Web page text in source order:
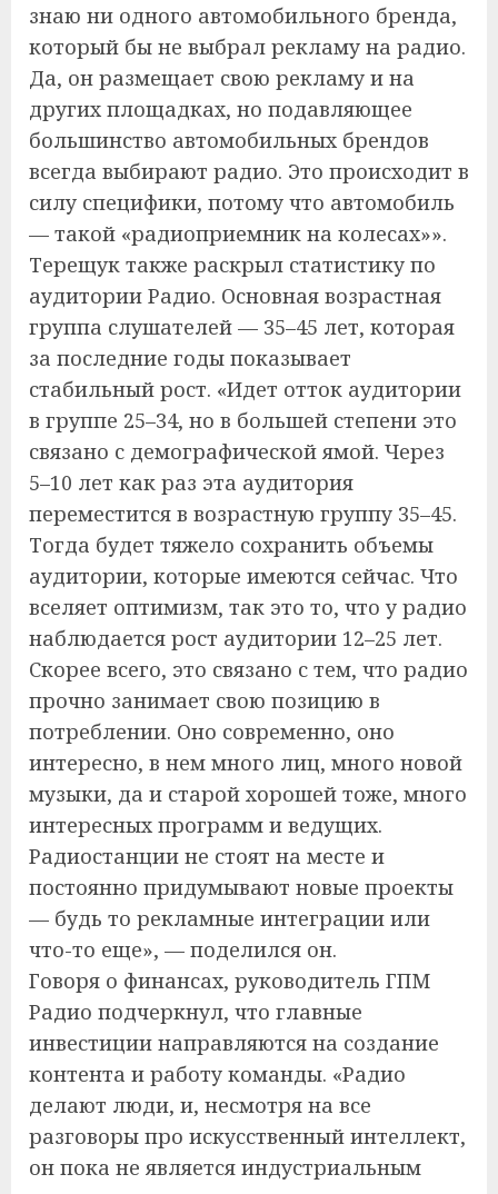
знаю ни одного автомобильного бренда,
который бы не выбрал рекламу на радио.
Да, он размещает свою рекламу и на
других площадках, но подавляющее
большинство автомобильных брендов
всегда выбирают радио. Это происходит в
силу специфики, потому что автомобиль
— такой «радиоприемник на колесах»».
Терещук также раскрыл статистику по
аудитории Радио. Основная возрастная
группа слушателей — 35–45 лет, которая
за последние годы показывает
стабильный рост. «Идет отток аудитории
в группе 25–34, но в большей степени это
связано с демографической ямой. Через
5–10 лет как раз эта аудитория
переместится в возрастную группу 35–45.
Тогда будет тяжело сохранить объемы
аудитории, которые имеются сейчас. Что
вселяет оптимизм, так это то, что у радио
наблюдается рост аудитории 12–25 лет.
Скорее всего, это связано с тем, что радио
прочно занимает свою позицию в
потреблении. Оно современно, оно
интересно, в нем много лиц, много новой
музыки, да и старой хорошей тоже, много
интересных программ и ведущих.
Радиостанции не стоят на месте и
постоянно придумывают новые проекты
— будь то рекламные интеграции или
что-то еще», — поделился он.
Говоря о финансах, руководитель ГПМ
Радио подчеркнул, что главные
инвестиции направляются на создание
контента и работу команды. «Радио
делают люди, и, несмотря на все
разговоры про искусственный интеллект,
он пока не является индустриальным